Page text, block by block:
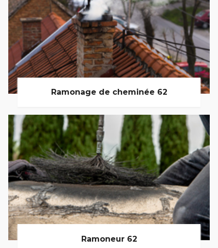
Ramonage de cheminée 62
Ramoneur 62